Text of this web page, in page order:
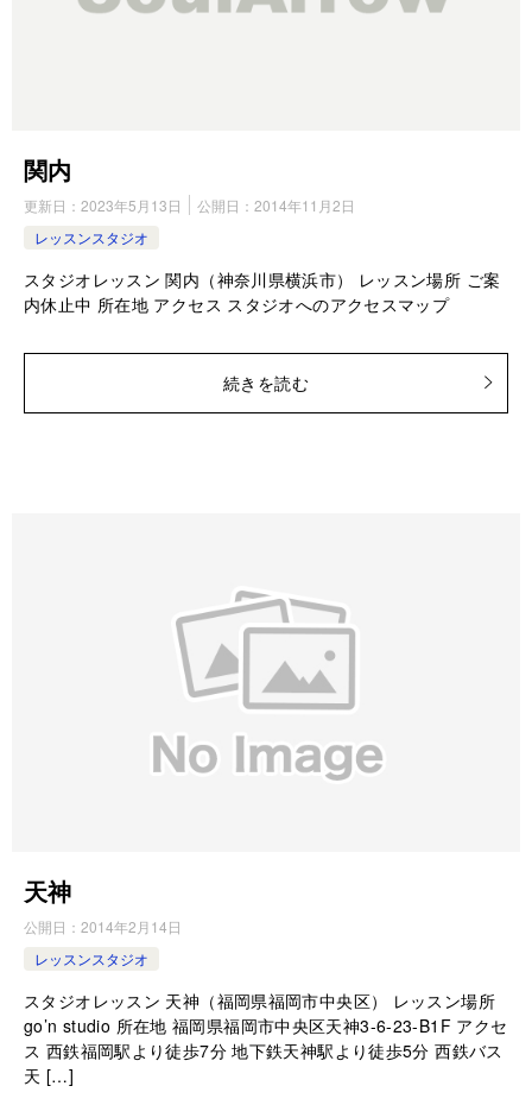
関内
更新日： 2023年5月13日 公開日： 2014年11月2日
レッスンスタジオ
スタジオレッスン 関内（神奈川県横浜市） レッスン場所 ご案
内休止中 所在地 アクセス スタジオへのアクセスマップ
続きを読む
天神
公開日： 2014年2月14日
レッスンスタジオ
スタジオレッスン 天神（福岡県福岡市中央区） レッスン場所
go’n studio 所在地 福岡県福岡市中央区天神3-6-23-B1F アクセ
ス 西鉄福岡駅より徒歩7分 地下鉄天神駅より徒歩5分 西鉄バス
天 […]